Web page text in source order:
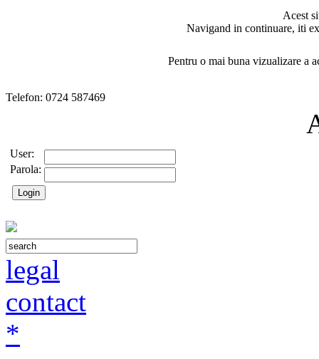
Acest
Navigand in continuare, iti
Pentru o mai buna vizualizare a
Telefon: 0724 587469
User:
Parola:
legal
contact
*